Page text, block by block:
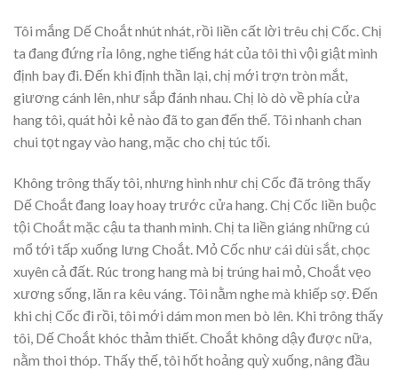
Tôi mắng Dế Choắt nhút nhát, rồi liền cất lời trêu chị Cốc. Chị
ta đang đứng rỉa lông, nghe tiếng hát của tôi thì vội giật mình
định bay đi. Đến khi định thần lại, chị mới trợn tròn mắt,
giương cánh lên, như sắp đánh nhau. Chị lò dò về phía cửa
hang tôi, quát hỏi kẻ nào đã to gan đến thế. Tôi nhanh chan
chui tọt ngay vào hang, mặc cho chị túc tối.
Không trông thấy tôi, nhưng hình như chị Cốc đã trông thấy
Dế Choắt đang loay hoay trước cửa hang. Chị Cốc liền buộc
tội Choắt mặc cậu ta thanh minh. Chị ta liền giáng những cú
mổ tới tấp xuống lưng Choắt. Mỏ Cốc như cái dùi sắt, chọc
xuyên cả đất. Rúc trong hang mà bị trúng hai mỏ, Choắt vẹo
xương sống, lăn ra kêu váng. Tôi nằm nghe mà khiếp sợ. Đến
khi chị Cốc đi rồi, tôi mới dám mon men bò lên. Khi trông thấy
tôi, Dế Choắt khóc thảm thiết. Choắt không dậy được nữa,
nằm thoi thóp. Thấy thế, tôi hốt hoảng quỳ xuống, nâng đầu